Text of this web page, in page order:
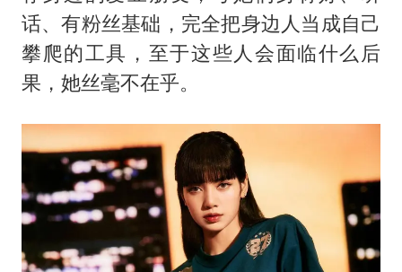
话、有粉丝基础，完全把身边人当成自己
攀爬的工具，至于这些人会面临什么后
果，她丝毫不在乎。